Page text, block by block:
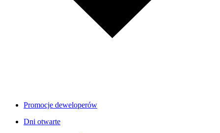
Promocje deweloperów
Dni otwarte